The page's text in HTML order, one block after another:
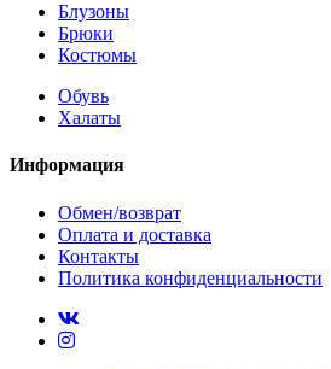
Блузоны
Брюки
Костюмы
Обувь
Халаты
Информация
Обмен/возврат
Оплата и доставка
Контакты
Политика конфиденциальности